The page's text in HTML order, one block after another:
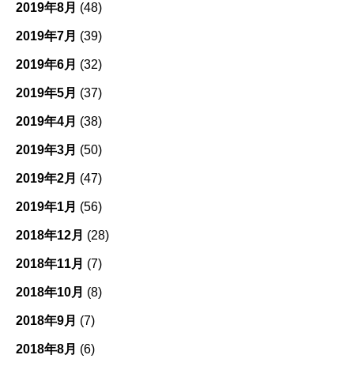
2019年8月 (48)
2019年7月 (39)
2019年6月 (32)
2019年5月 (37)
2019年4月 (38)
2019年3月 (50)
2019年2月 (47)
2019年1月 (56)
2018年12月 (28)
2018年11月 (7)
2018年10月 (8)
2018年9月 (7)
2018年8月 (6)